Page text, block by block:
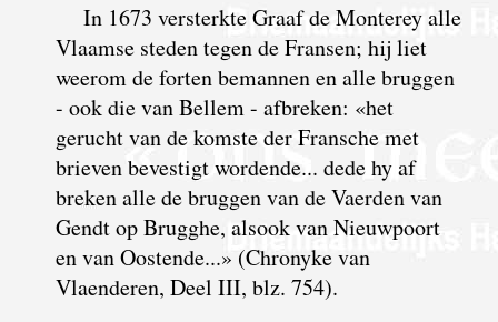
In 1673 versterkte Graaf de Monterey alle
Vlaamse steden tegen de Fransen; hij liet
weerom de forten bemannen en alle bruggen
- ook die van Bellem - afbreken: «het
gerucht van de komste der Fransche met
brieven bevestigt wordende... dede hy af
breken alle de bruggen van de Vaerden van
Gendt op Brugghe, alsook van Nieuwpoort
en van Oostende...» (Chronyke van
Vlaenderen, Deel III, blz. 754).